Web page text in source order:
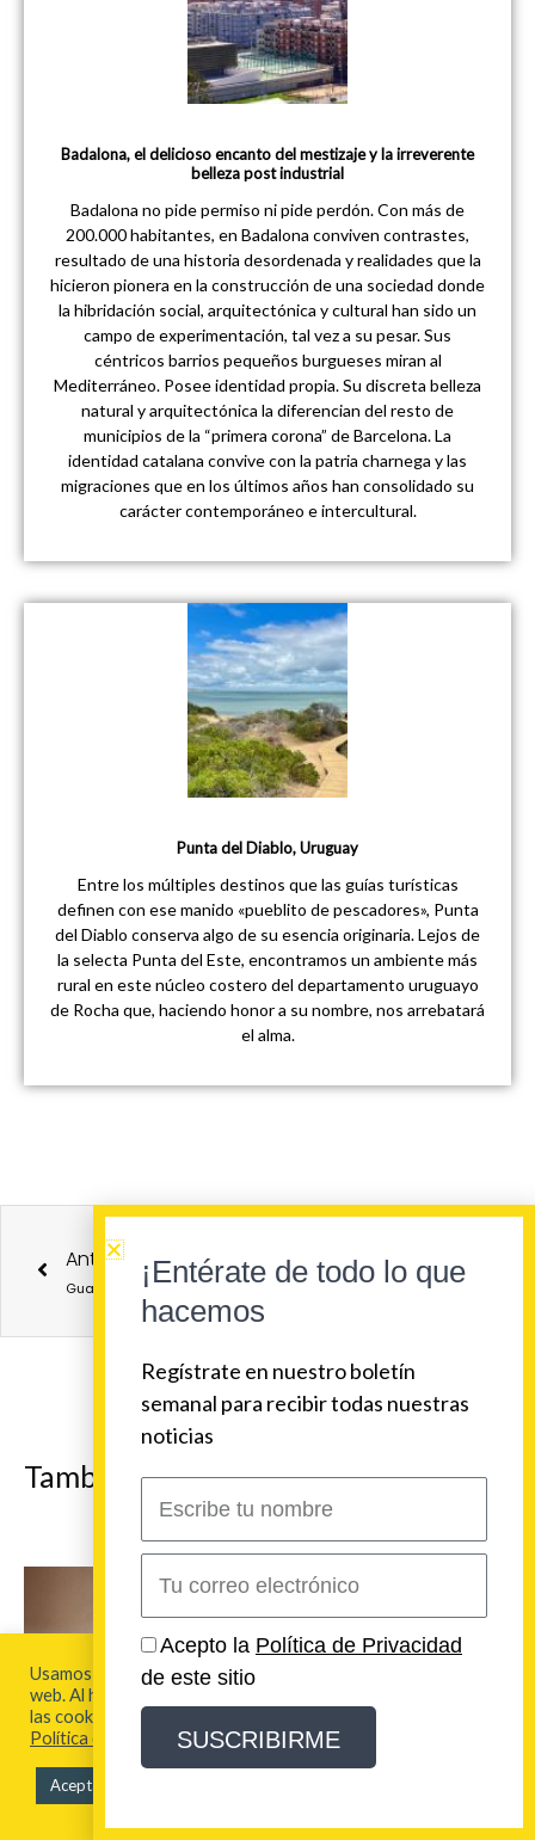
Badalona, el delicioso encanto del mestizaje y la irreverente
belleza post industrial
Badalona no pide permiso ni pide perdón. Con más de
200.000 habitantes, en Badalona conviven contrastes,
resultado de una historia desordenada y realidades que la
hicieron pionera en la construcción de una sociedad donde
la hibridación social, arquitectónica y cultural han sido un
campo de experimentación, tal vez a su pesar. Sus
céntricos barrios pequeños burgueses miran al
Mediterráneo. Posee identidad propia. Su discreta belleza
natural y arquitectónica la diferencian del resto de
municipios de la “primera corona” de Barcelona. La
identidad catalana convive con la patria charnega y las
migraciones que en los últimos años han consolidado su
carácter contemporáneo e intercultural.
Punta del Diablo, Uruguay
Entre los múltiples destinos que las guías turísticas
definen con ese manido «pueblito de pescadores», Punta
del Diablo conserva algo de su esencia originaria. Lejos de
la selecta Punta del Este, encontramos un ambiente más
rural en este núcleo costero del departamento uruguayo
de Rocha que, haciendo honor a su nombre, nos arrebatará
el alma.
Anterior
Guangzhou o Cantón: Informe Encubierto Desde el Sur Profundo de China
Siguiente
Punta del Diablo, Uruguay
También te puede interesar
Usamos cookies para brindarte la mejor experiencia en esta
web. Al hacer clic en "Aceptar todo", acepta el uso de TODAS
las cookies. Para más información visita nuestra
Política de Cookies
Aceptar todo
¡Entérate de todo lo que
hacemos
Regístrate en nuestro boletín
semanal para recibir todas nuestras
noticias
nombre
electrónico
Acepto la Política de Privacidad
de este sitio
SUSCRIBIRME